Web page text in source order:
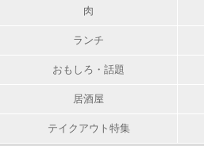
肉
ランチ
おもしろ・話題
居酒屋
テイクアウト特集